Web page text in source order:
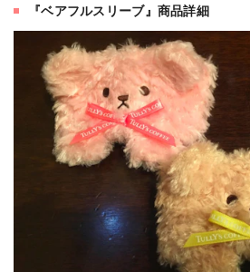
『ベアフルスリーブ』商品詳細